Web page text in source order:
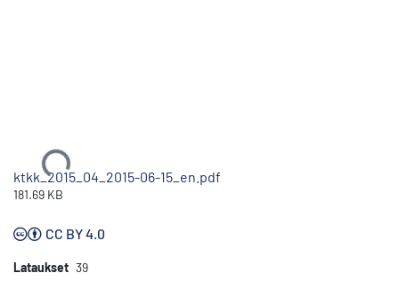
Ladataan...
ktkk_2015_04_2015-06-15_en.pdf
181.69 KB
CC BY 4.0
Lataukset 39